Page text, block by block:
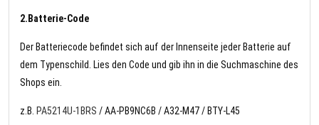
2.Batterie-Code
Der Batteriecode befindet sich auf der Innenseite jeder Batterie auf
dem Typenschild. Lies den Code und gib ihn in die Suchmaschine des
Shops ein.
z.B. PA5214U-1BRS / AA-PB9NC6B / A32-M47 / BTY-L45